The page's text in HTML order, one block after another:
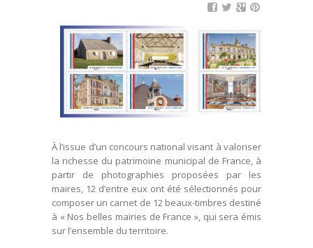
À l’issue d’un concours national visant à valoriser
la richesse du patrimoine municipal de France, à
partir de photographies proposées par les
maires, 12 d’entre eux ont été sélectionnés pour
composer un carnet de 12 beaux-timbres destiné
à « Nos belles mairies de France », qui sera émis
sur l’ensemble du territoire.